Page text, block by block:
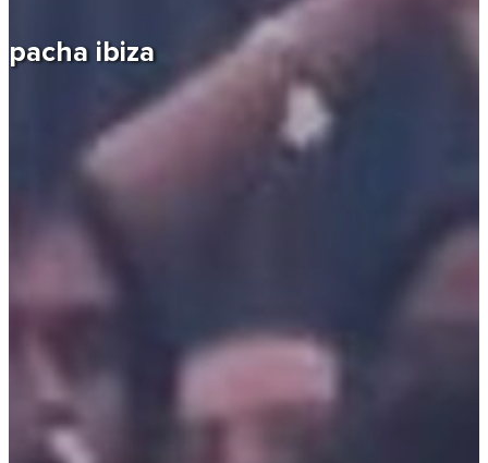
pacha ibiza